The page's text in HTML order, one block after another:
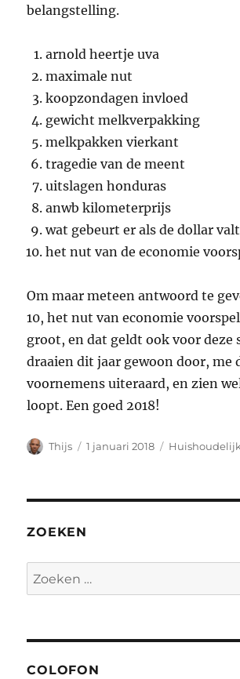
belangstelling.
arnold heertje uva
maximale nut
koopzondagen invloed
gewicht melkverpakking
melkpakken vierkant
tragedie van de meent
uitslagen honduras
anwb kilometerprijs
wat gebeurt er als de dollar valt
het nut van de economie
Om maar meteen antwoord te
10, het nut van economie
groot, en dat geldt ook voor deze
draaien dit jaar gewoon door, me
voornemens uiteraard, en zien
loopt. Een goed 2018!
Auteur
Thijs
Geplaatst
1 januari 2018 Categorieën
Huishoudelijk
ZOEKEN
Zoeken
naar:
COLOFON